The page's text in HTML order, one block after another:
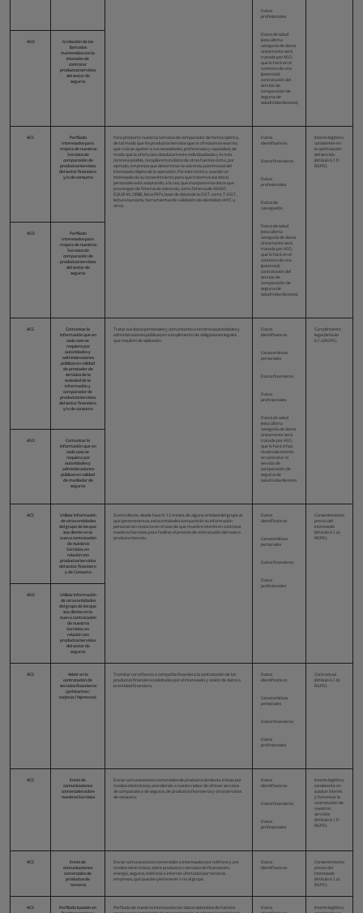
Datos
profesionales
Datos de salud
(esta última
categoría de datos
únicamente será
tratada por ASO,
que lo hará en el
contexto de una
(potencial)
contratación del
servicio de
comparación de
seguros de
salud/vida/decesos)
ASO
Grabación de las
llamadas
mantenidas con la
intención de
contratar
productos/servicios
del sector de
seguros
ACS
Perfilado
Interesados para
mejora de nuestros
Servicios de
comparación de
productos/servicios
del sector financiero
y/o de consumo
Para prestarte nuestros Servicios de comparador de forma óptima,
de tal modo que los productos/servicios que te ofrezcamos sean los
que más se ajusten a tus necesidades, preferencias y capacidad, de
modo que la oferta sea absolutamente individualizada y lo más
concreta posible, recopilaremos datos de otras fuentes como, por
ejemplo, empresas que determinan la solvencia patrimonial del
Interesado objeto de la operación. Por este motivo, cuando un
Interesado da su consentimiento para que tratemos sus datos
personales está aceptando, a la vez, que incorporemos datos que
provengan de ficheros de solvencia, como ficheros de ASNEF,
EQUIFAX, CIRBE, listas PEPs, base de datos de la DGT, como 7-DGT,
lectura bancaria, herramientas de validación de identidad, eKYC u
otros.
Datos
identificativos
Datos financieros
Datos
profesionales
Datos de
navegación
Datos de salud
(esta última
categoría de datos
únicamente será
tratada por ASO,
que lo hará en el
contexto de una
(potencial)
contratación del
servicio de
comparación de
seguros de
salud/vida/decesos)
Interés legítimo
consistente en
la optimización
del servicio
(Artículo 6.1.f)
RGPD)
ASO
Perfilado
Interesados para
mejora de nuestros
Servicios de
comparación de
productos/servicios
del sector de
seguros
ACS
Comunicar la
información que en
cada caso se
requiera por
autoridades y
administraciones
públicas en calidad
de prestador de
servicios de la
sociedad de la
información y
comparador de
productos/servicios
del sector financiero
y/o de consumo
Tratar sus datos personales y comunicarlos a terceros (autoridades y
administraciones públicas) en cumplimiento de obligaciones legales
que resulten de aplicación.
Datos
identificativos
Características
personales
Datos financieros
Datos
profesionales
Datos de salud
(esta última
categoría de datos
únicamente será
tratada por ASO,
que lo hará si has
mostrado interés
en contratar el
servicio de
comparación de
seguros de
salud/vida/decesos
Cumplimiento
legal (Artículo
6.1.c) RGPD)
ASO
Comunicar la
información que en
cada caso se
requiera por
autoridades y
administraciones
públicas en calidad
de mediador de
seguros
ACS
Utilizar información
de otras entidades
del grupo de las que
sea cliente en la
nueva contratación
de nuestros
Servicios, en
relación con
productos/servicios
del sector financiero
y de Consumo
Si eres cliente, desde hace 6-12 meses, de alguna entidad del grupo al
que pertenecemos, estas entidades compartirán su información
personal con nosotros en el caso de que muestre interés en contratar
nuestros Servicios, para facilitar el proceso de contratación del nuevo
producto/servicio.
Datos
identificativos
Características
personales
Datos financieros
Datos
profesionales
Consentimiento
previo del
Interesado
(Artículo 6.1.a)
RGPD)
ASO
Utilizar información
de otras entidades
del grupo de las que
sea cliente en la
nueva contratación
de nuestros
Servicios, en
relación con
productos/servicios
del sector de
seguros
ACS
Asistir en la
contratación de
servicios financieros
(préstamos /
tarjetas / hipotecas)
Tramitar con el banco o compañía financiera la contratación de los
productos financieros solicitados por el Interesado y cesión de datos a
la entidad financiera.
Datos
identificativos
Características
personales
Datos financieros
Datos
profesionales
Contractual
(Artículo 6.1.b)
RGPD)
ACS
Envío de
comunicaciones
comerciales sobre
nuestros Servicios
Enviar comunicaciones comerciales de productos similares, incluso por
medios electrónicos, atendiendo a nuestro labor de ofrecer servicios
de comparativa de seguros, de productos financieros y otros servicios
de consumo.
Datos
identificativos
Datos financieros
Datos
profesionales
Interés legítimo,
consistente en
suscitar interés
y fomentar la
contratación de
nuestros
servicios
(Artículo 6.1.f)
RGPD)
ACS
Envío de
comunicaciones
comerciales de
productos de
terceros
Enviar comunicaciones comerciales a Interesados por teléfono y por
medios electrónicos, sobre productos o servicios de financiación,
energía, seguros, telefonía e internet ofertados por terceras
empresas, que puedan pertenecer o no al grupo.
Datos
identificativos
Consentimiento
previo del
interesado
(Artículo 6.1.a)
RGPD)
ACS
Perfilado basado en
Perfilado de nuestros Interesados con datos obtenidos de fuentes
Datos
Interés legítimo,